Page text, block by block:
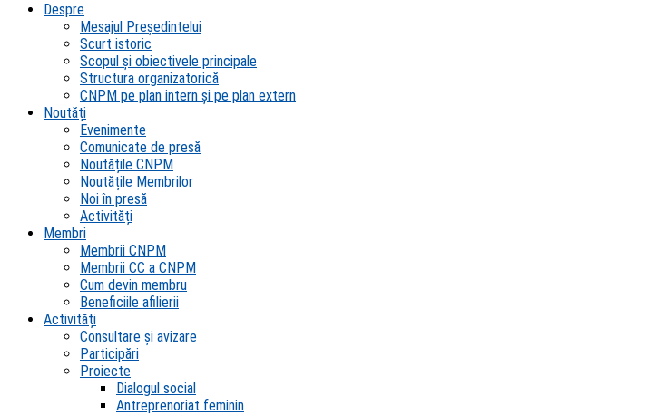
Despre
Mesajul Președintelui
Scurt istoric
Scopul şi obiectivele principale
Structura organizatorică
CNPM pe plan intern şi pe plan extern
Noutăți
Evenimente
Comunicate de presă
Noutățile CNPM
Noutățile Membrilor
Noi în presă
Activități
Membri
Membrii CNPM
Membrii CC a CNPM
Cum devin membru
Beneficiile afilierii
Activități
Consultare și avizare
Participări
Proiecte
Dialogul social
Antreprenoriat feminin